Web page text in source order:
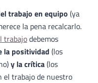
trabajo en equipo (ya
la pena recalcarlo.
trabajodebemos
la positividad (los
y la crítica(los
el trabajo de nuestro